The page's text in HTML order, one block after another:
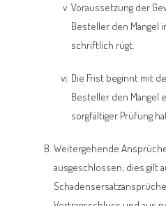
Voraussetzung der
Besteller den Mangel
schriftlich rügt.
Die Frist beginnt mit
Besteller den Mangel
sorgfältiger Prüfung
Weitergehende
ausgeschlossen; dies gilt